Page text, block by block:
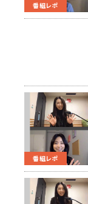
番組レポ
番組レポ